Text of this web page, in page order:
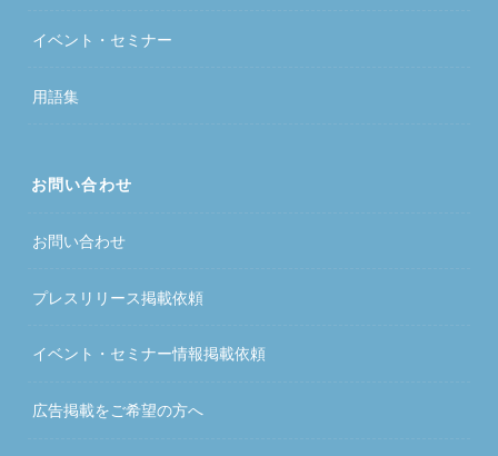
イベント・セミナー
用語集
お問い合わせ
お問い合わせ
プレスリリース掲載依頼
イベント・セミナー情報掲載依頼
広告掲載をご希望の方へ